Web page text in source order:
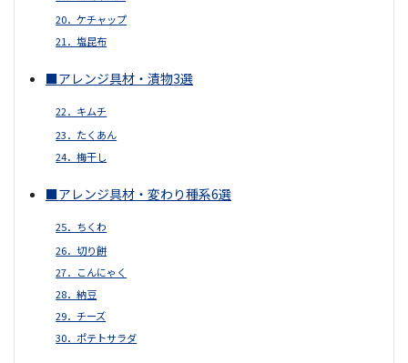
20．ケチャップ
21．塩昆布
■アレンジ具材・漬物3選
22．キムチ
23．たくあん
24．梅干し
■アレンジ具材・変わり種系6選
25．ちくわ
26．切り餅
27．こんにゃく
28．納豆
29．チーズ
30．ポテトサラダ